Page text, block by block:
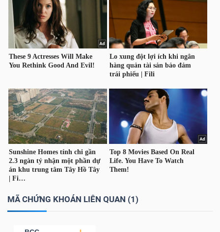
MÃ CHỨNG KHOÁN LIÊN QUAN (1)
NGUYÊN
VẬT
LIỆU
CÔNG
NGHIỆP
TIÊU
DÙNG